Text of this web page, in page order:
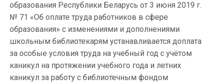
образования Республики Беларусь от 3 июня 2019 г.
№ 71 «Об оплате труда работников в сфере
образования» с изменениями и дополнениями
школьным библиотекарям устанавливается доплата
за особые условия труда на учебный год с учётом
каникул на протяжении учебного года и летних
каникул за работу с библиотечным фондом